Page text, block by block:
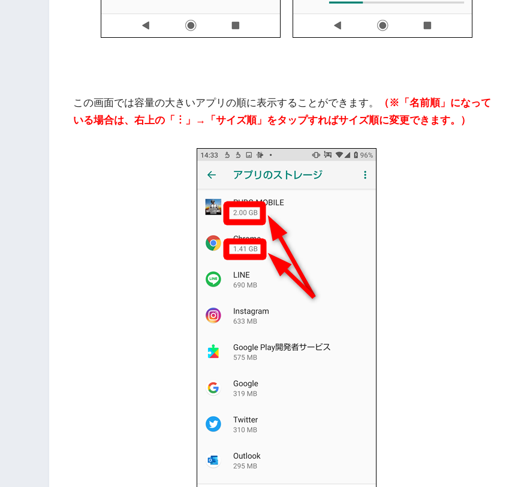
この画面では容量の大きいアプリの順に表示することができます。
（※「名前順」になって
いる場合は、右上の「︙」→「サイズ順」をタップすればサイズ順に変更できます。）